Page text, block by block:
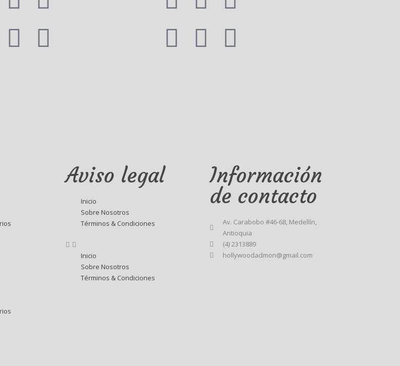
Aviso legal
Inicio
Sobre Nosotros
Términos & Condiciones
Inicio
Sobre Nosotros
Términos & Condiciones
Información
de contacto
Av. Carabobo #46-68, Medellín,
Antioquia
(4) 2313889
hollywoodadmon@gmail.com